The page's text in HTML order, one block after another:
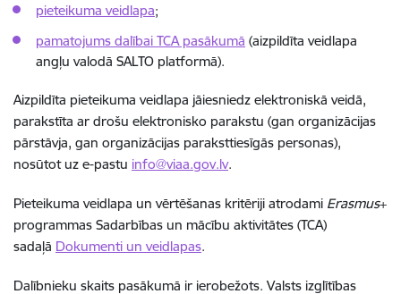
pieteikuma veidlapa;
pamatojums dalībai TCA pasākumā (aizpildīta veidlapa
angļu valodā SALTO platformā).
Aizpildīta pieteikuma veidlapa jāiesniedz elektroniskā veidā,
parakstīta ar drošu elektronisko parakstu (gan organizācijas
pārstāvja, gan organizācijas paraksttiesīgās personas),
nosūtot uz e-pastu info@viaa.gov.lv.
Pieteikuma veidlapa un vērtēšanas kritēriji atrodami Erasmus+
programmas Sadarbības un mācību aktivitātes (TCA)
sadaļā Dokumenti un veidlapas.
Dalībnieku skaits pasākumā ir ierobežots. Valsts izglītības